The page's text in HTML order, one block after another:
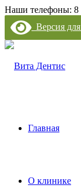
Наши телефоны: 8
Версия
Главная
О клинике